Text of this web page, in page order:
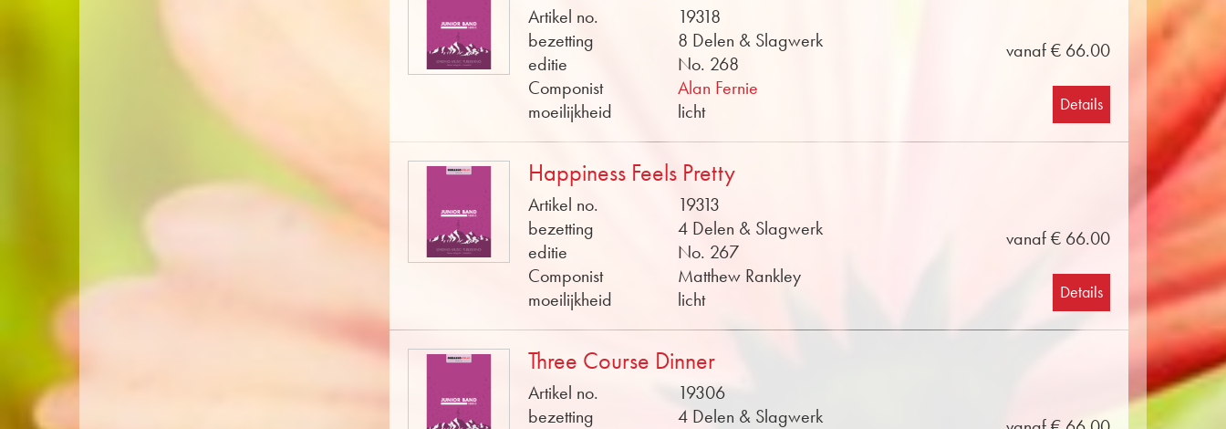
Artikel no.
19318
bezetting
8 Delen & Slagwerk
editie
No. 268
Componist
Alan Fernie
moeilijkheid
licht
vanaf € 66.00
Details
Happiness Feels Pretty
Artikel no.
19313
bezetting
4 Delen & Slagwerk
editie
No. 267
Componist
Matthew Rankley
moeilijkheid
licht
vanaf € 66.00
Details
Three Course Dinner
Artikel no.
19306
bezetting
4 Delen & Slagwerk